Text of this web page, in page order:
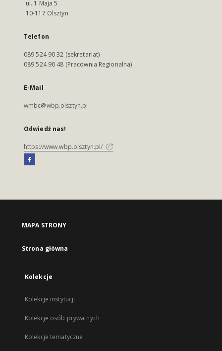
ul. 1 Maja 5
10-117 Olsztyn
Telefon
089 524 90 32 (sekretariat)
089 524 90 48 (Pracownia Regionalna)
E-Mail
wmbc@wbp.olsztyn.pl
Odwiedź nas!
https://www.wbp.olsztyn.pl/
MAPA STRONY
Strona główna
Kolekcje
Kolekcje instytucji
Kolekcje osób prywatnych
Kolekcje tematyczne